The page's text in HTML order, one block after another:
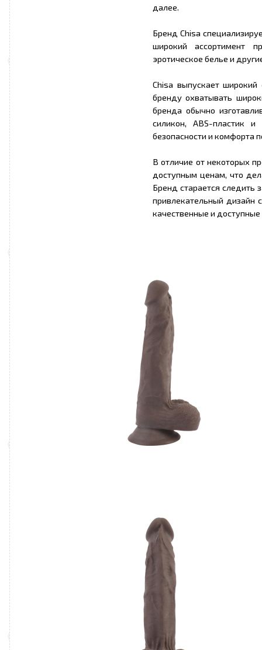
далее.
Бренд Chisa
широкий ассортимент
эротическое белье и
Chisa выпускает
бренду охватывать
бренда обычно
силикон, ABS-пластик
безопасности и комфорта
В отличие от некоторых
доступным ценам, что
Бренд старается
привлекательный
качественные и